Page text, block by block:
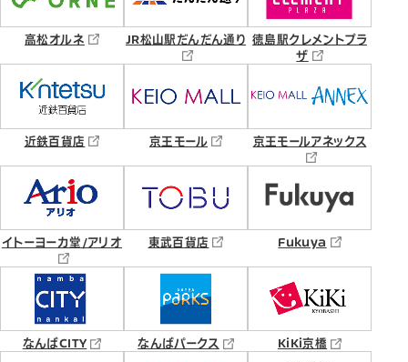
高松オルネ JR松山駅だんだん通り 徳島駅クレメントプラ
ザ
近鉄百貨店 京王モール 京王モールアネックス
イトーヨーカ堂/アリオ 東武百貨店 Fukuya
なんばCITY なんばパークス KiKi京橋